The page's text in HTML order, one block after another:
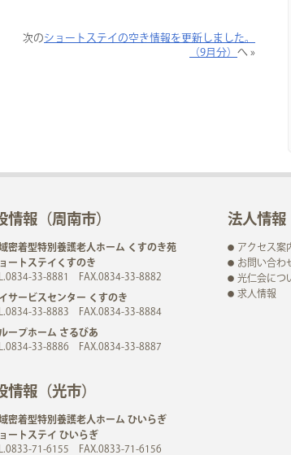
次のショートステイの空き情報を更新しました。
（9月分） へ »
情報（周南市）
密着型特別養護老人ホーム くすのき苑
ートステイくすのき
33-8881 FAX.0834-33-8882
サービスセンター くすのき
33-8883 FAX.0834-33-8884
ープホーム さるびあ
33-8886 FAX.0834-33-8887
情報（光市）
密着型特別養護老人ホーム ひいらぎ
ートステイ ひいらぎ
71-6155 FAX.0833-71-6156
法人情報
アクセス案
お問い合わ
光仁会につ
求人情報